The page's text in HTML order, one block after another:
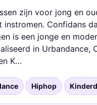
zijn voor jong en
instromen. Confidans
is een jonge en
in Urbandance,
K…
Hiphop